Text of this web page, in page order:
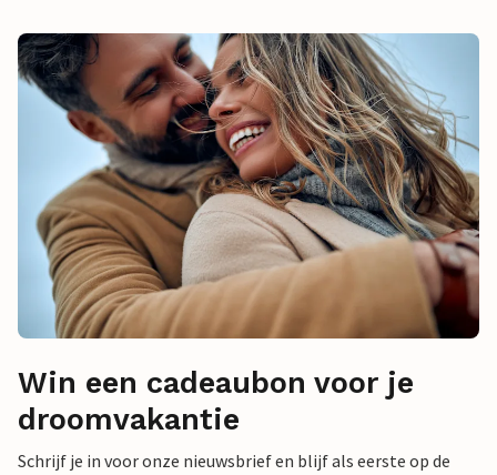
Win een cadeaubon voor je
droomvakantie
Schrijf je in voor onze nieuwsbrief en blijf als eerste op de